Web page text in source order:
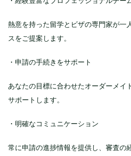
熱意を持った留学とビザの専門家が一
スをご提案します。
・申請の手続きをサポート
あなたの目標に合わせたオーダーメイ
サポートします。
・明確なコミュニケーション
常に申請の進捗情報を提供し、審査の